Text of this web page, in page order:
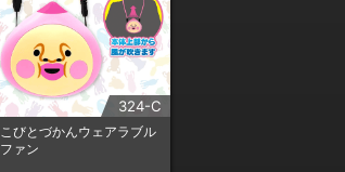
324-C
こびとづかんウェアラブル
ファン